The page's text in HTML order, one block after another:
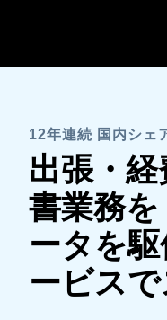
12年連続 国内シェ
出張・
書業務
ータを
ービス